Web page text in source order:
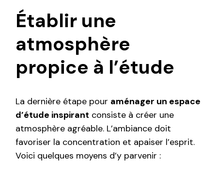
Établir une
atmosphère
propice à l’étude
La dernière étape pour aménager un espace
d’étude inspirant consiste à créer une
atmosphère agréable. L’ambiance doit
favoriser la concentration et apaiser l’esprit.
Voici quelques moyens d’y parvenir :